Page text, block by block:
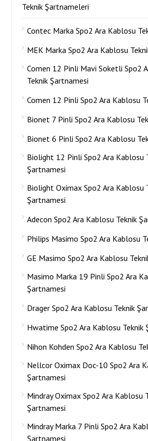
Teknik Şartnameleri
Contec Marka Spo2 Ara Kablosu
MEK Marka Spo2 Ara Kablosu
Comen 12 Pinli Mavi Soketli Spo2
Teknik Şartnamesi
Comen 12 Pinli Spo2 Ara Kablosu
Bionet 7 Pinli Spo2 Ara Kablosu
Bionet 6 Pinli Spo2 Ara Kablosu
Biolight 12 Pinli Spo2 Ara Kablosu
Şartnamesi
Biolight Oximax Spo2 Ara Kablosu
Şartnamesi
Adecon Spo2 Ara Kablosu Teknik
Philips Masimo Spo2 Ara Kablosu
GE Masimo Spo2 Ara Kablosu
Masimo Marka 19 Pinli Spo2 Ara
Şartnamesi
Drager Spo2 Ara Kablosu Teknik
Hwatime Spo2 Ara Kablosu Teknik
Nihon Kohden Spo2 Ara Kablosu
Nellcor Oximax Doc-10 Spo2 Ara
Şartnamesi
Mindray Oximax Spo2 Ara Kablosu
Şartnamesi
Mindray Marka 7 Pinli Spo2 Ara
Şartnamesi